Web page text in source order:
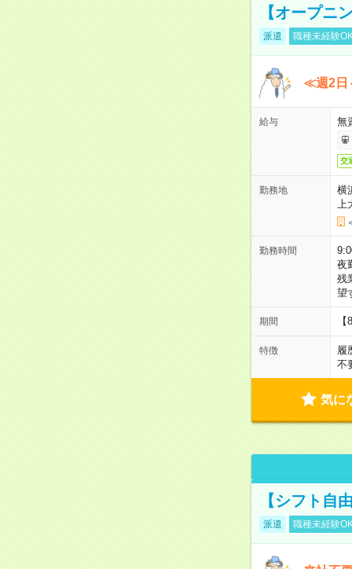
【オープニ
派遣 職種未経験
≪週2日
給与 無
交
勤務地
横
勤務時間
夜
残
望
期間
特徴
履
不
気に
【シフト自
派遣 職種未経験